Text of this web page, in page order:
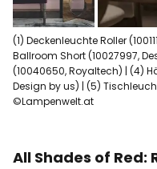
(1) Deckenleuchte Roller
Ballroom Short (10027997,
(10040650, Royaltech) | (4)
Design by us) | (5)
©Lampenwelt.at
All Shades of Red: